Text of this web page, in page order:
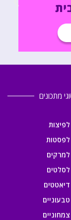
מתכונים
לפסטות
למרקים
לסלטים